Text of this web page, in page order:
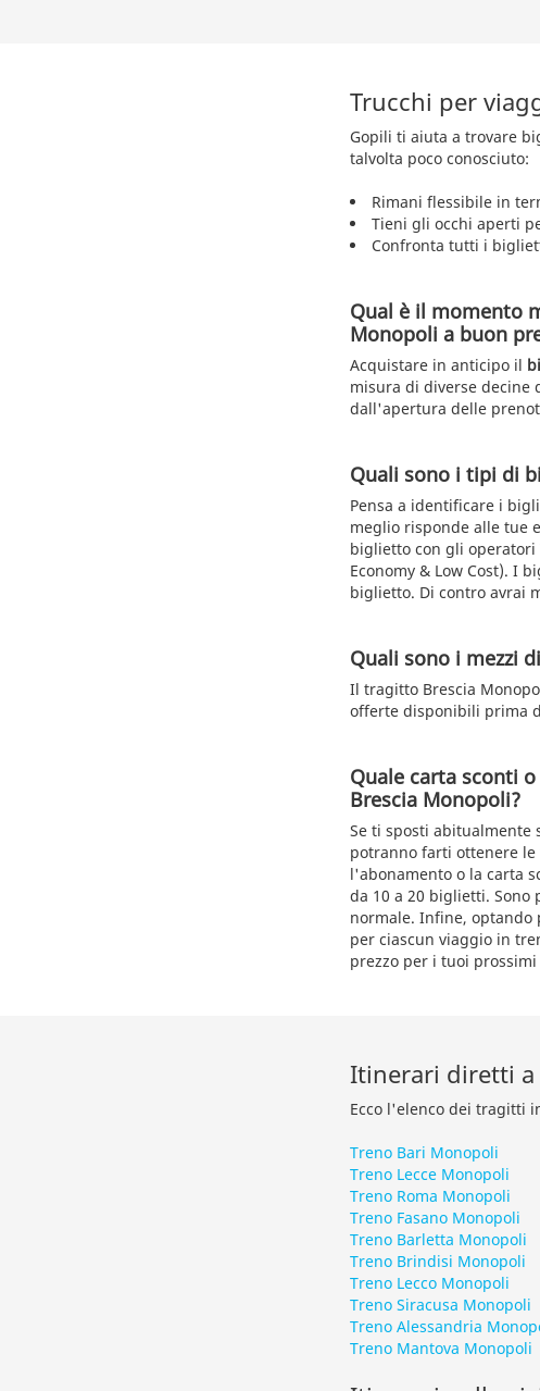
Trucchi per
Gopili ti aiuta a trovare
talvolta poco conosciuto:
Rimani flessibile in
Tieni gli occhi aperti
Confronta tutti i
Qual è il momento
Monopoli a buon
Acquistare in anticipo il
misura di diverse
dall'apertura delle
Quali sono i tipi di
Pensa a identificare i
meglio risponde alle tue
biglietto con gli operatori
Economy & Low Cost). I
biglietto. Di contro avrai
Quali sono i mezzi
Il tragitto Brescia
offerte disponibili prima
Quale carta sconti
Brescia Monopoli?
Se ti sposti abitualmente
potranno farti ottenere
l'abonamento o la carta
da 10 a 20 biglietti.
normale. Infine, optando
per ciascun viaggio in
prezzo per i tuoi
Itinerari diretti
Ecco l'elenco dei tragitti
Treno Bari Monopoli
Treno Lecce Monopoli
Treno Roma Monopoli
Treno Fasano Monopoli
Treno Barletta Monopoli
Treno Brindisi Monopoli
Treno Lecco Monopoli
Treno Siracusa Monopoli
Treno Alessandria
Treno Mantova Monopoli